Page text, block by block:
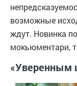
возможные
ждут. Новинка
мокьюментари,
«Уверенным